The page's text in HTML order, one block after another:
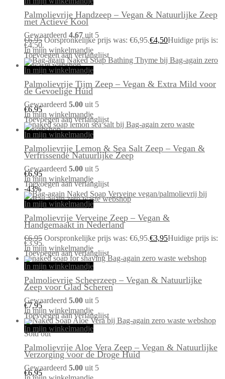
Palmolievrije Handzeep – Vegan & Natuurlijke Zeep
met Actieve Kool
Gewaardeerd 4.67 uit 5
€6,95 Oorspronkelijke prijs was: €6,95.€4,50Huidige prijs is:
€4,50.
In mijn winkelmandje
Toevoegen aan verlanglijst
In mijn winkelmandje
Palmolievrije Tijm Zeep – Vegan & Extra Mild voor
de Gevoelige Huid
Gewaardeerd 5.00 uit 5
€6,95
In mijn winkelmandje
Toevoegen aan verlanglijst
In mijn winkelmandje
Palmolievrije Lemon & Sea Salt Zeep – Vegan &
Verfrissende Natuurlijke Zeep
Gewaardeerd 5.00 uit 5
€6,95
In mijn winkelmandje
Toevoegen aan verlanglijst
-43%
In mijn winkelmandje
Palmolievrije Verveine Zeep – Vegan &
Handgemaakt in Nederland
€6,95 Oorspronkelijke prijs was: €6,95.€3,95Huidige prijs is:
€3,95.
In mijn winkelmandje
Toevoegen aan verlanglijst
In mijn winkelmandje
Palmolievrije Scheerzeep – Vegan & Natuurlijke
Zeep voor Glad Scheren
Gewaardeerd 5.00 uit 5
€7,95
In mijn winkelmandje
Toevoegen aan verlanglijst
In mijn winkelmandje
Sold out
Palmolievrije Aloe Vera Zeep – Vegan & Natuurlijke
Verzorging voor de Droge Huid
Gewaardeerd 5.00 uit 5
€6,95